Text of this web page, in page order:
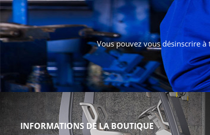
Vous pouvez vous désinscrire
INFORMATIONS DE LA BOUTIQUE